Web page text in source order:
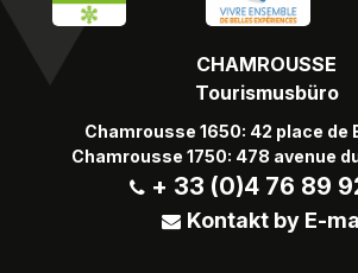
CHAMROUSSE
Tourismusbüro
Chamrousse 1650: 42 place de
Chamrousse 1750: 478 avenue
+ 33 (0)4 76 89
Kontakt by E-